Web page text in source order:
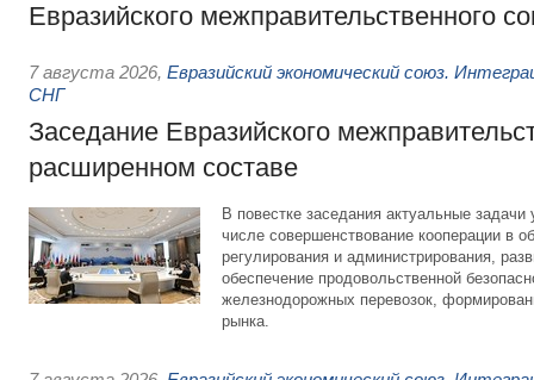
Евразийского межправительственного
7 августа 2026, Евразийский экономический союз.
СНГ
Заседание Евразийского
расширенном составе
В повестке заседания актуальные задачи
числе совершенствование кооперации в
регулирования и администрирования,
обеспечение продовольственной
железнодорожных перевозок,
рынка.